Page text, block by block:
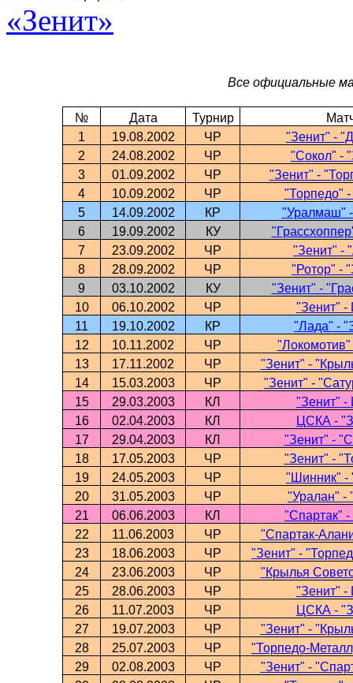
Все официальные
№ Дата Турнир
1
19.08.2002 ЧР
"Зенит" -
2
24.08.2002 ЧР
"Сокол" -
3
01.09.2002 ЧР
"Зенит" -
4
10.09.2002 ЧР
"Торпедо"
5
14.09.2002 КР
"Уралмаш"
6
19.09.2002 КУ
7
23.09.2002 ЧР
"Зенит" -
8
28.09.2002 ЧР
"Ротор" -
9
03.10.2002 КУ
"Зенит" -
10
06.10.2002 ЧР
"Зенит"
11
19.10.2002 КР
"Лада" -
12
10.11.2002 ЧР
"Локомотив"
13
17.11.2002 ЧР
"Зенит" -
14
15.03.2003 ЧР
"Зенит" -
15
29.03.2003 КЛ
"Зенит"
16
02.04.2003 КЛ
ЦСКА -
17
29.04.2003 КЛ
"Зенит" -
18
17.05.2003 ЧР
"Зенит" -
19
24.05.2003 ЧР
"Шинник" -
20
31.05.2003 ЧР
"Уралан" -
21
06.06.2003 КЛ
"Спартак" -
22
11.06.2003 ЧР
"Спартак-
23
18.06.2003 ЧР
"Зенит" -
24
23.06.2003 ЧР
"Крылья
25
28.06.2003 ЧР
"Зенит"
26
11.07.2003 ЧР
ЦСКА -
27
19.07.2003 ЧР
"Зенит" -
28
25.07.2003 ЧР
"Торпедо-
29
02.08.2003 ЧР
"Зенит" -